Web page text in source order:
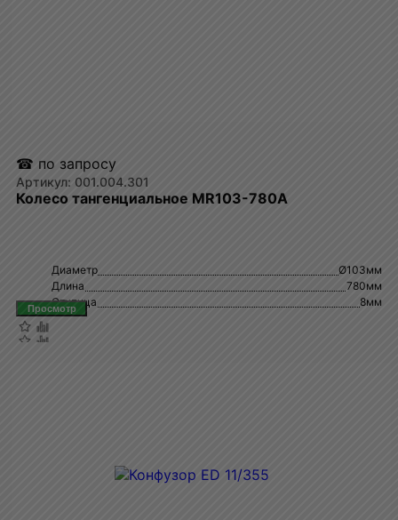
☎ по запросу
001.004.301
Колесо тангенциальное MR103-780A
Диаметр
Ø103мм
Длина
780мм
Ступица
8мм